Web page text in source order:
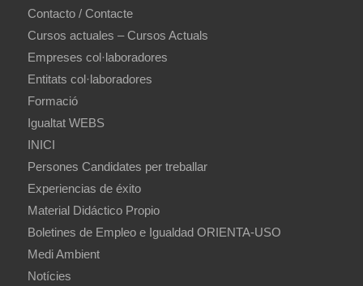
Contacto / Contacte
Cursos actuales – Cursos Actuals
Empreses col·laboradores
Entitats col·laboradores
Formació
Igualtat WEBS
INICI
Persones Candidates per treballar
Experiencias de éxito
Material Didáctico Propio
Boletines de Empleo e Igualdad ORIENTA-USO
Medi Ambient
Notícies